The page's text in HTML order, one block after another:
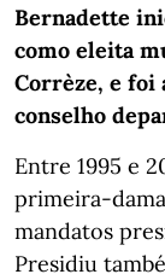
Bernadette
como eleita
Corrèze, e
conselho
Entre 1995 e
primeira-
mandatos
Presidiu